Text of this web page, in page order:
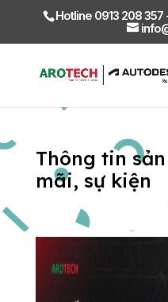
Hotline 0913 208
Thông tin
mãi, sự kiện